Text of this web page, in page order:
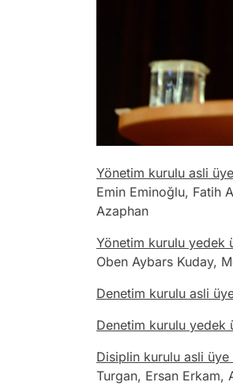
Yönetim kurulu asli
Emin Eminoğlu, Fatih
Azaphan
Yönetim kurulu yedek
Oben Aybars Kuday,
Denetim kurulu asli
Denetim kurulu yedek
Disiplin kurulu asli üye
Turgan, Ersan Erkam,